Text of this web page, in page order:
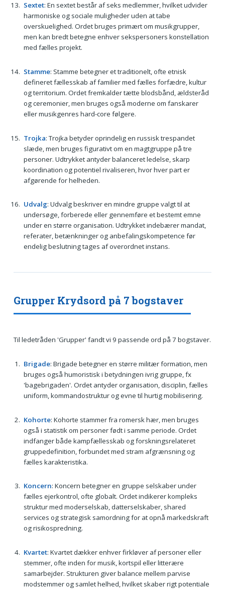
Sextet: En sextet består af seks medlemmer, hvilket udvider
harmoniske og sociale muligheder uden at tabe
overskuelighed. Ordet bruges primært om musikgrupper,
men kan bredt betegne enhver sekspersoners konstellation
med fælles projekt.
Stamme: Stamme betegner et traditionelt, ofte etnisk
defineret fællesskab af familier med fælles forfædre, kultur
og territorium. Ordet fremkalder tætte blodsbånd, ældsteråd
og ceremonier, men bruges også moderne om fanskarer
eller musikgenres hard-core følgere.
Trojka: Trojka betyder oprindelig en russisk trespandet
slæde, men bruges figurativt om en magtgruppe på tre
personer. Udtrykket antyder balanceret ledelse, skarp
koordination og potentiel rivaliseren, hvor hver part er
afgørende for helheden.
Udvalg: Udvalg beskriver en mindre gruppe valgt til at
undersøge, forberede eller gennemføre et bestemt emne
under en større organisation. Udtrykket indebærer mandat,
referater, betænkninger og anbefalingskompetence før
endelig beslutning tages af overordnet instans.
Grupper Krydsord på 7 bogstaver
Til ledetråden 'Grupper' fandt vi 9 passende ord på 7 bogstaver.
Brigade: Brigade betegner en større militær formation, men
bruges også humoristisk i betydningen ivrig gruppe, fx
'bagebrigaden'. Ordet antyder organisation, disciplin, fælles
uniform, kommandostruktur og evne til hurtig mobilisering.
Kohorte: Kohorte stammer fra romersk hær, men bruges
også i statistik om personer født i samme periode. Ordet
indfanger både kampfællesskab og forskningsrelateret
gruppedefinition, forbundet med stram afgrænsning og
fælles karakteristika.
Koncern: Koncern betegner en gruppe selskaber under
fælles ejerkontrol, ofte globalt. Ordet indikerer kompleks
struktur med moderselskab, datterselskaber, shared
services og strategisk samordning for at opnå markedskraft
og risikospredning.
Kvartet: Kvartet dækker enhver firkløver af personer eller
stemmer, ofte inden for musik, kortspil eller litterære
samarbejder. Strukturen giver balance mellem parvise
modstemmer og samlet helhed, hvilket skaber rigt potentiale